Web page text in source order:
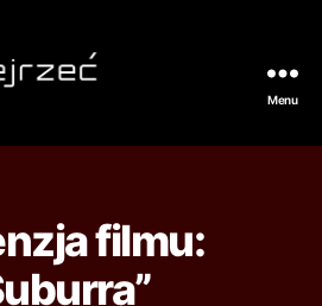
Menu
filmu: